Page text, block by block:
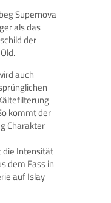
Supernova
als das
der
auch
kommt der
Charakter
die Intensität
dem Fass in
auf Islay